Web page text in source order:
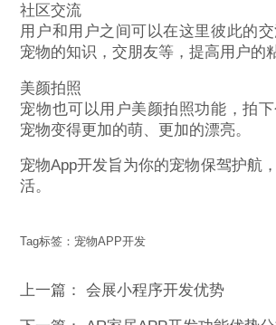
社区交流
用户和用户之间可以在这里彼此的
宠物的知识，交朋友等，提高用户的
美颜拍照
宠物也可以用户美颜拍照功能，拍
宠物变得更加的萌、更加的漂亮。
宠物App开发旨为你的宠物保驾护航
活。
Tag标签：宠物APP开发
上一篇：会展小程序开发优势